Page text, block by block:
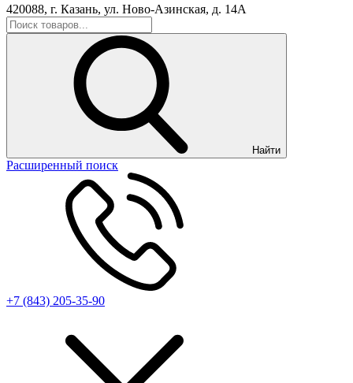
420088, г. Казань, ул. Ново-Азинская, д. 14А
Найти
Расширенный поиск
+7 (843) 205-35-90